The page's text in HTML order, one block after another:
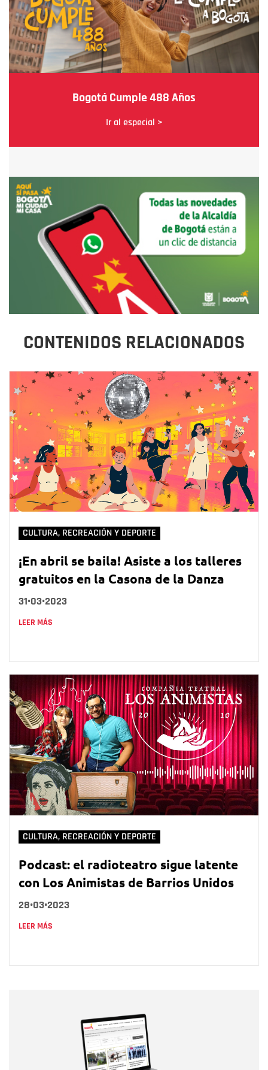
Bogotá Cumple 488 Años
Ir al especial >
CONTENIDOS RELACIONADOS
CULTURA, RECREACIÓN Y DEPORTE
¡En abril se baila! Asiste a los talleres
gratuitos en la Casona de la Danza
31•03•2023
LEER MÁS
CULTURA, RECREACIÓN Y DEPORTE
Podcast: el radioteatro sigue latente
con Los Animistas de Barrios Unidos
28•03•2023
LEER MÁS
Correo electrónico